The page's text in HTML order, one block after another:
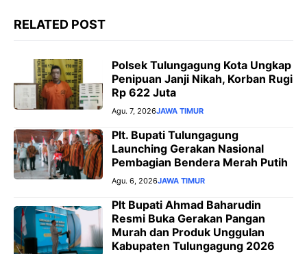
RELATED POST
Polsek Tulungagung Kota Ungkap
Penipuan Janji Nikah, Korban Rugi
Rp 622 Juta
Agu. 7, 2026JAWA TIMUR
Plt. Bupati Tulungagung
Launching Gerakan Nasional
Pembagian Bendera Merah Putih
Agu. 6, 2026JAWA TIMUR
Plt Bupati Ahmad Baharudin
Resmi Buka Gerakan Pangan
Murah dan Produk Unggulan
Kabupaten Tulungagung 2026